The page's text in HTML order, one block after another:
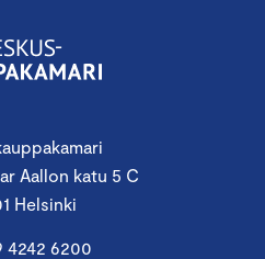
Aallon katu 5 C
Helsinki
4242 6200